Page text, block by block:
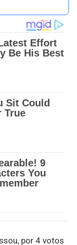
por 4 votos